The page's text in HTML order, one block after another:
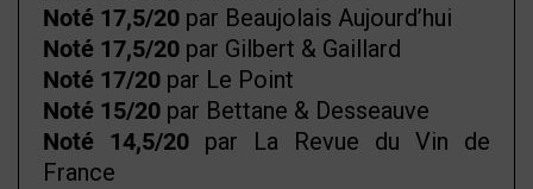
Noté 17,5/20 par Beaujolais Aujourd’hui
Noté 17,5/20 par Gilbert & Gaillard
Noté 17/20 par Le Point
Noté 15/20 par Bettane & Desseauve
Noté 14,5/20 par La Revue du Vin de
France